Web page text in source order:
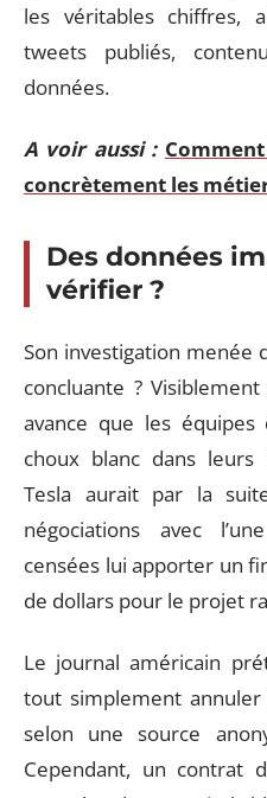
les véritables chiffres,
tweets publiés,
données.
A voir aussi :
concrètement les
Des données
vérifier ?
Son investigation menée
concluante ?
avance que les équipes
choux blanc dans
Tesla aurait par la
négociations avec
censées lui apporter un
de dollars pour le projet
Le journal américain
tout simplement
selon une source
Cependant, un contrat